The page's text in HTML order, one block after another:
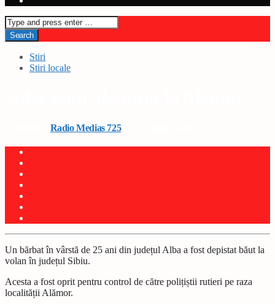
Stiri
Stiri locale
Radio Medias 725on 1 octombrie 2025
Un bărbat în vârstă de 25 ani din județul Alba a fost depistat băut la
volan în județul Sibiu.
Acesta a fost oprit pentru control de către polițiștii rutieri pe raza
localității Alămor.